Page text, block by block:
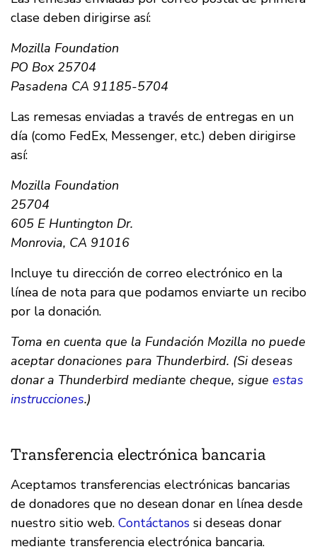
clase deben dirigirse así:
Mozilla Foundation
PO Box 25704
Pasadena CA 91185-5704
Las remesas enviadas a través de entregas en un
día (como FedEx, Messenger, etc.) deben dirigirse
así:
Mozilla Foundation
25704
605 E Huntington Dr.
Monrovia, CA 91016
Incluye tu dirección de correo electrónico en la
línea de nota para que podamos enviarte un recibo
por la donación.
Toma en cuenta que la Fundación Mozilla no puede
aceptar donaciones para Thunderbird. (Si deseas
donar a Thunderbird mediante cheque, sigue estas
instrucciones.)
Transferencia electrónica bancaria
Aceptamos transferencias electrónicas bancarias
de donadores que no desean donar en línea desde
nuestro sitio web. Contáctanos si deseas donar
mediante transferencia electrónica bancaria.